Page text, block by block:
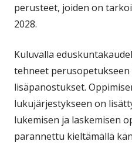
perusteet, joiden on
2028.
Kuluvalla
tehneet
lisäpanostukset.
lukujärjestykseen on
lukemisen ja laskemisen
parannettu kieltämällä